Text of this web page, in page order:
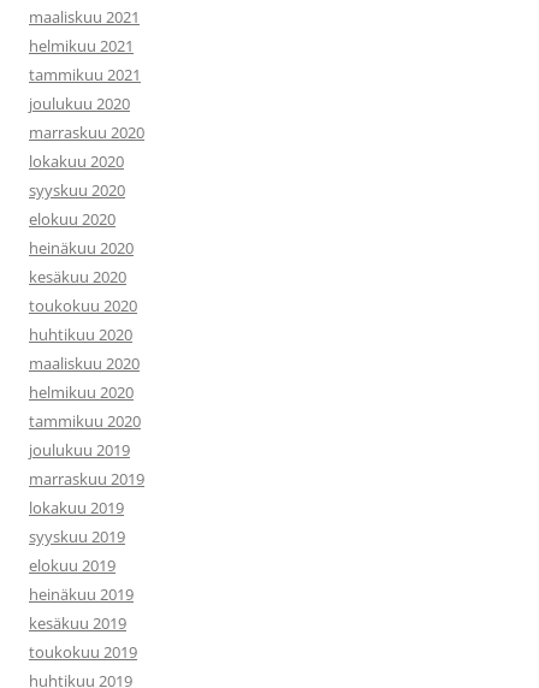
maaliskuu 2021
helmikuu 2021
tammikuu 2021
joulukuu 2020
marraskuu 2020
lokakuu 2020
syyskuu 2020
elokuu 2020
heinäkuu 2020
kesäkuu 2020
toukokuu 2020
huhtikuu 2020
maaliskuu 2020
helmikuu 2020
tammikuu 2020
joulukuu 2019
marraskuu 2019
lokakuu 2019
syyskuu 2019
elokuu 2019
heinäkuu 2019
kesäkuu 2019
toukokuu 2019
huhtikuu 2019